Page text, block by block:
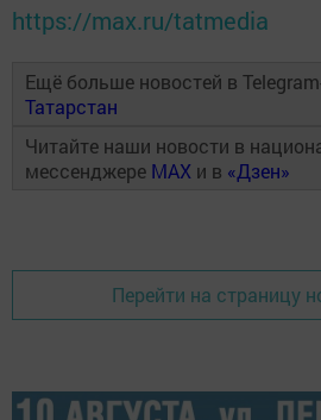
https://max.ru/tatmedia
Ещё больше новостей в
Татарстан
Читайте наши новости в
мессенджере MAX и в «Дзен»
Перейти на страницу